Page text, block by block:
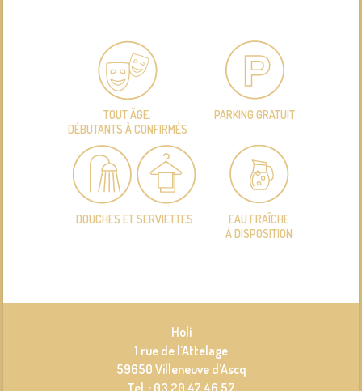
TOUT ÂGE,
DÉBUTANTS À CONFIRMÉS
PARKING GRATUIT
DOUCHES ET SERVIETTES
EAU FRAÎCHE
À DISPOSITION
Holi
1 rue de l’Attelage
59650 Villeneuve d’Ascq
Tel : 03 20 47 46 57